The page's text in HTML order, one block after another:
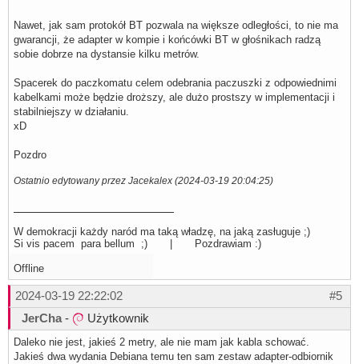
Nawet, jak sam protokół BT pozwala na większe odległości, to nie ma
gwarancji, że adapter w kompie i końcówki BT w głośnikach radzą
sobie dobrze na dystansie kilku metrów.
Spacerek do paczkomatu celem odebrania paczuszki z odpowiednimi
kabelkami może będzie droższy, ale dużo prostszy w implementacji i
stabilniejszy w działaniu.
xD
Pozdro
Ostatnio edytowany przez Jacekalex (2024-03-19 20:04:25)
W demokracji każdy naród ma taką władzę, na jaką zasługuje ;)
Si vis pacem para bellum ;) | Pozdrawiam :)
Offline
#5
2024-03-19 22:22:02
JerCha - Użytkownik
Daleko nie jest, jakieś 2 metry, ale nie mam jak kabla schować.
Jakieś dwa wydania Debiana temu ten sam zestaw adapter-odbiornik